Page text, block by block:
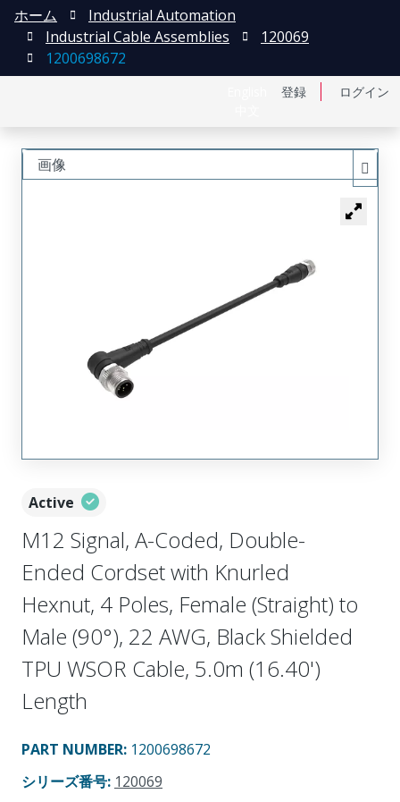
登録 ログイン
ホーム
Industrial Automation
Industrial Cable Assemblies
120069
1200698672
Active
M12 Signal, A-Coded, Double-
Ended Cordset with Knurled
Hexnut, 4 Poles, Female (Straight) to
Male (90°), 22 AWG, Black Shielded
TPU WSOR Cable, 5.0m (16.40')
Length
PART NUMBER: 1200698672
シリーズ番号: 120069
画像